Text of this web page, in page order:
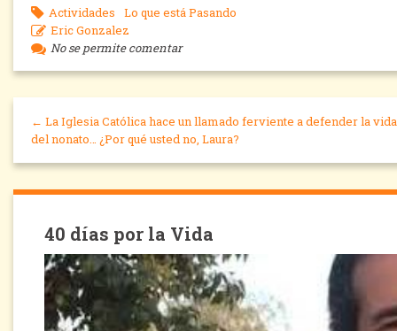
Actividades
Lo que está Pasando
Eric Gonzalez
No se permite comentar
← La Iglesia Católica hace un llamado ferviente a defender la vida
del nonato… ¿Por qué usted no, Laura?
40 días por la Vida